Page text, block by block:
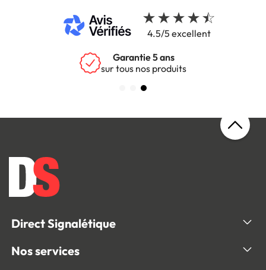
4.5/5 excellent
Garantie 5 ans
sur tous nos produits
Direct Signalétique
Nos services